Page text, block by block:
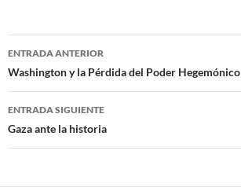
Navegación
de
entradas
ENTRADA ANTERIOR
Washington y la Pérdida del Poder Hegemónico
ENTRADA SIGUIENTE
Gaza ante la historia